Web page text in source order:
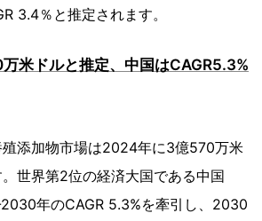
3.4％と推定されます。
米ドルと推定、中国はCAGR5.3%
添加物市場は2024年に3億570万米
世界第2位の経済大国である中国
年のCAGR 5.3%を牽引し、2030